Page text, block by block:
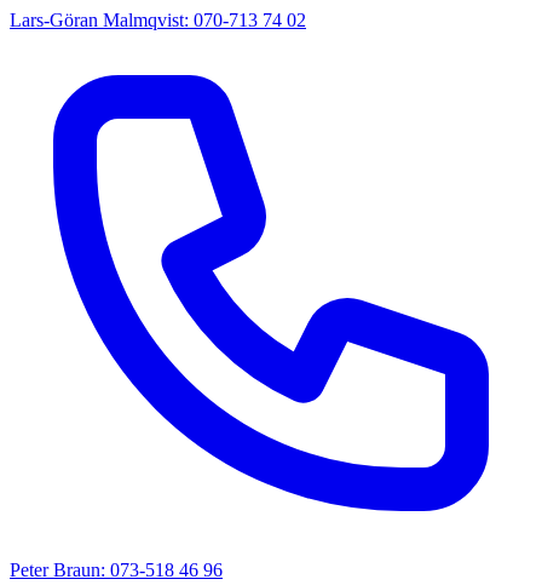
Lars-Göran Malmqvist: 070-713 74 02
Peter Braun: 073-518 46 96